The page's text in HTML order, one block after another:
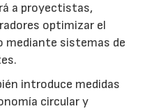
a proyectistas,
optimizar el
mediante sistemas de
introduce medidas
circular y